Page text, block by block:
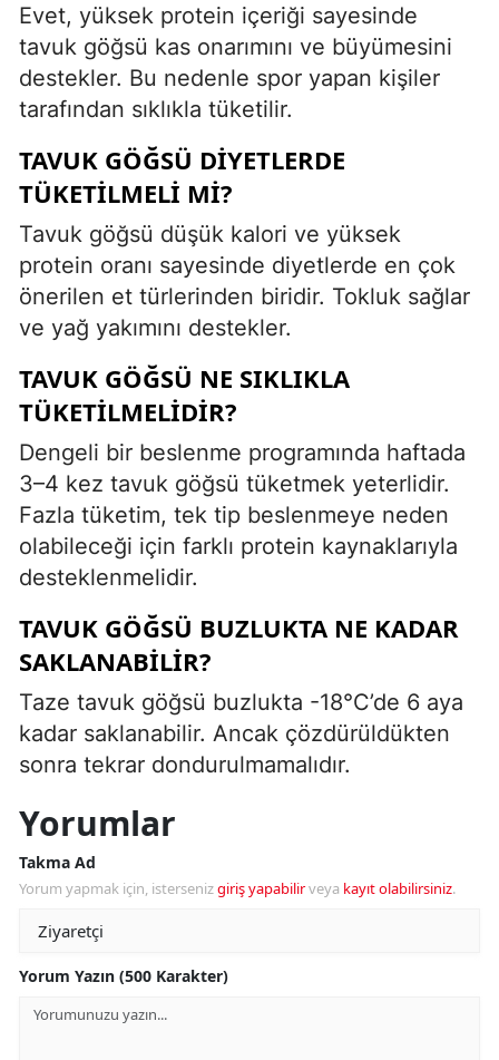
Evet, yüksek protein içeriği sayesinde
tavuk göğsü kas onarımını ve büyümesini
destekler. Bu nedenle spor yapan kişiler
tarafından sıklıkla tüketilir.
TAVUK GÖĞSÜ DIYETLERDE
TÜKETILMELI MI?
Tavuk göğsü düşük kalori ve yüksek
protein oranı sayesinde diyetlerde en çok
önerilen et türlerinden biridir. Tokluk sağlar
ve yağ yakımını destekler.
TAVUK GÖĞSÜ NE SIKLIKLA
TÜKETILMELIDIR?
Dengeli bir beslenme programında haftada
3–4 kez tavuk göğsü tüketmek yeterlidir.
Fazla tüketim, tek tip beslenmeye neden
olabileceği için farklı protein kaynaklarıyla
desteklenmelidir.
TAVUK GÖĞSÜ BUZLUKTA NE KADAR
SAKLANABILIR?
Taze tavuk göğsü buzlukta -18°C’de 6 aya
kadar saklanabilir. Ancak çözdürüldükten
sonra tekrar dondurulmamalıdır.
Yorumlar
Takma Ad
Yorum yapmak için, istersenizgiriş yapabilirveya kayıt olabilirsiniz.
Yorum Yazın (500 Karakter)